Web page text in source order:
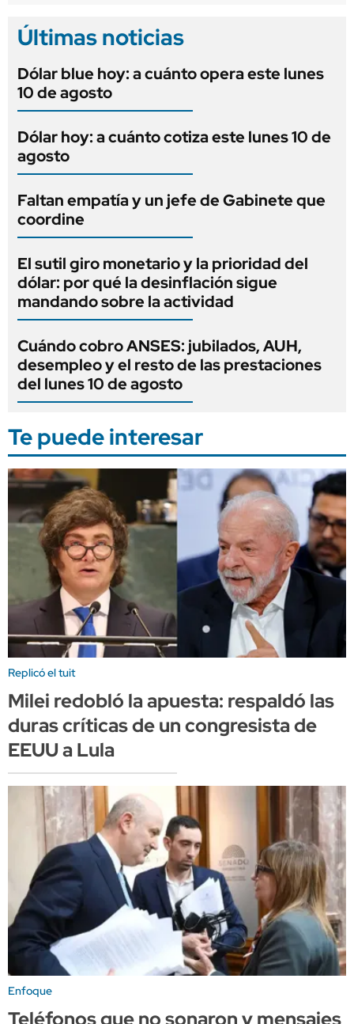
Últimas noticias
Dólar blue hoy: a cuánto opera este lunes
10 de agosto
Dólar hoy: a cuánto cotiza este lunes 10 de
agosto
Faltan empatía y un jefe de Gabinete que
coordine
El sutil giro monetario y la prioridad del
dólar: por qué la desinflación sigue
mandando sobre la actividad
Cuándo cobro ANSES: jubilados, AUH,
desempleo y el resto de las prestaciones
del lunes 10 de agosto
Te puede interesar
Replicó el tuit
Milei redobló la apuesta: respaldó las
duras críticas de un congresista de
EEUU a Lula
Enfoque
Teléfonos que no sonaron y mensajes